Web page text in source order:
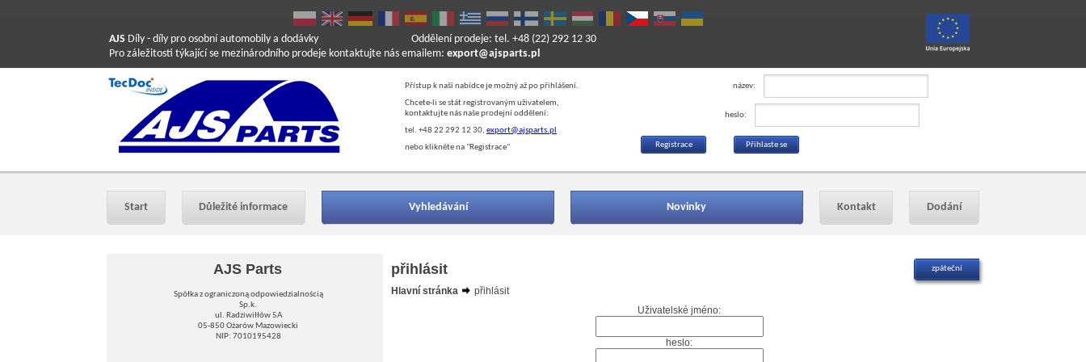
AJS Díly - díly pro osobní automobily a dodávky
Pro záležitosti týkající se mezinárodního prodeje kontaktujte nás emailem: export@ajsparts.pl
Oddělení prodeje: tel. +48 (22) 292 12 30
Přístup k naší nabídce je možný až po přihlášení.
Chcete-li se stát registrovaným uživatelem,
kontaktujte nás naše prodejní oddělení:
tel. +48 22 292 12 30, export@ajsparts.pl
nebo klikněte na "Registrace"
název:
heslo:
Registrace
Start Důležité informace Vyhledávání Novinky Kontakt Dodání
AJS Parts
Spółka z ograniczoną odpowiedzialnością
Sp.k.
ul. Radziwiłłów 5A
05-850 Ożarów Mazowiecki
NIP: 7010195428
přihlásit
Hlavní stránka
přihlásit
Uživatelské jméno:
heslo: